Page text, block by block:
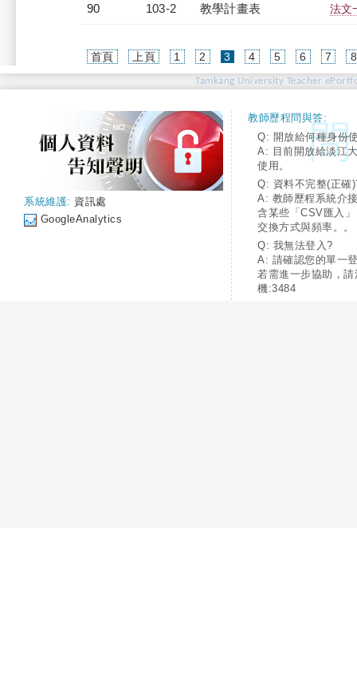
90 103-2 教學計畫表 法文
首頁 上頁 1 2 3 (current)
4 5 6 7 8
Tamkang University Teacher
系統維護: 資訊處
GoogleAnalytics
教師歷程問與答:
Q: 開放給何種身份
A: 目前開放給淡江
使用。
Q: 資料不完整(正確
A: 教師歷程系統介
含某些「CSV匯入
交換方式與頻率。。
Q: 我無法登入?
A: 請確認您的單一
若需進一步協助，
機:3484